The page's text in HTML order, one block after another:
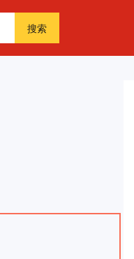
搜索